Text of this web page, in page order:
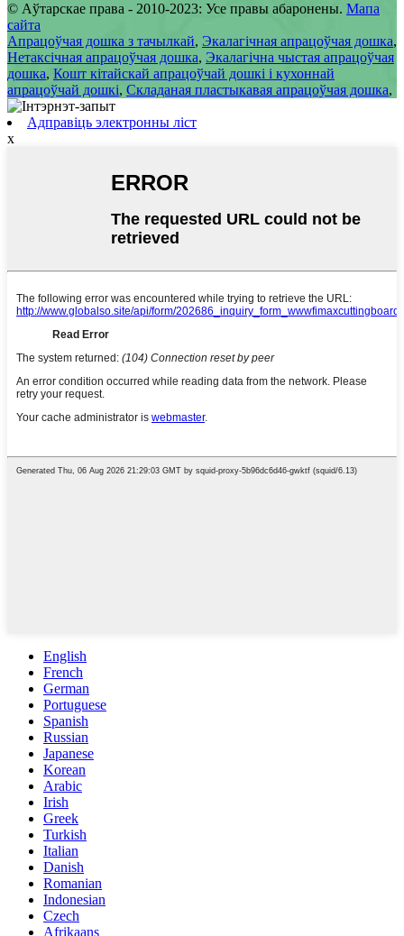
© Аўтарскае права - 2010-2023: Усе правы абаронены. Мапа
сайта
Апрацоўчая дошка з тачылкай, Экалагічная апрацоўчая дошка,
Нетаксічная апрацоўчая дошка, Экалагічна чыстая апрацоўчая
дошка, Кошт кітайскай апрацоўчай дошкі і кухоннай
апрацоўчай дошкі, Складаная пластыкавая апрацоўчая дошка,
Адправіць электронны ліст
x
English
French
German
Portuguese
Spanish
Russian
Japanese
Korean
Arabic
Irish
Greek
Turkish
Italian
Danish
Romanian
Indonesian
Czech
Afrikaans